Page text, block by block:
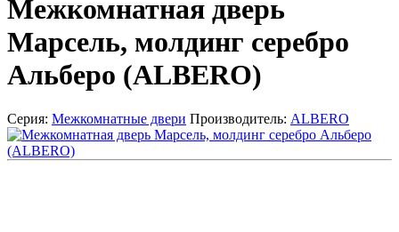
Межкомнатная дверь
Марсель, молдинг серебро
Альберо (ALBERO)
Серия: Межкомнатные двери Производитель: ALBERO